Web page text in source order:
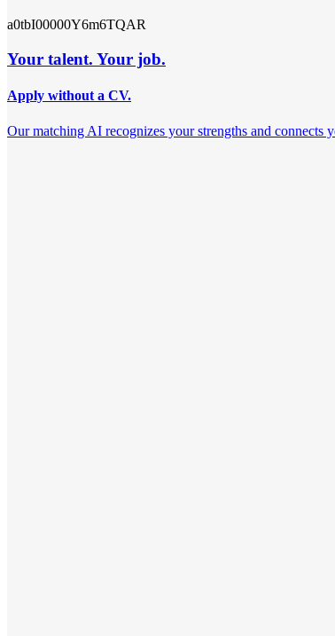
a0tbI00000Y6m6TQAR
Your talent. Your job.
Apply without a CV.
Our matching AI recognizes your strengths and